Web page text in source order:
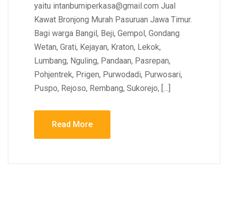
yaitu intanbumiperkasa@gmail.com Jual
Kawat Bronjong Murah Pasuruan Jawa Timur.
Bagi warga Bangil, Beji, Gempol, Gondang
Wetan, Grati, Kejayan, Kraton, Lekok,
Lumbang, Nguling, Pandaan, Pasrepan,
Pohjentrek, Prigen, Purwodadi, Purwosari,
Puspo, Rejoso, Rembang, Sukorejo, […]
Read More